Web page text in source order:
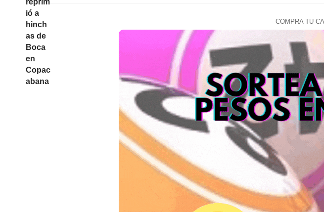
- COMPRA TU